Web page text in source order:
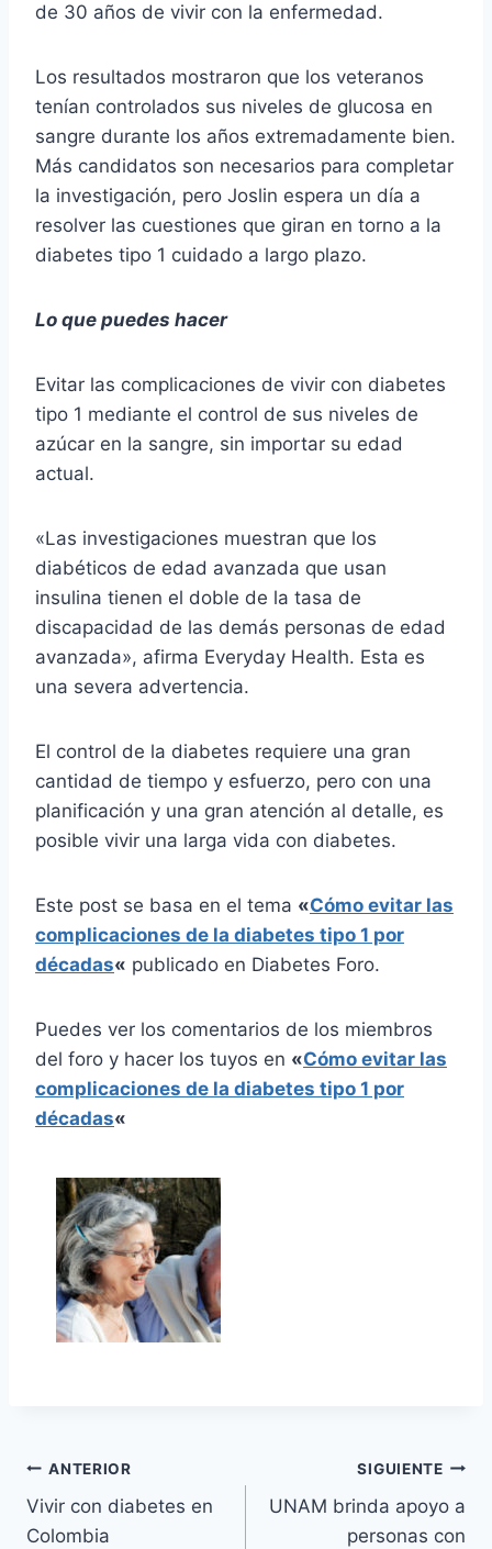
de 30 años de vivir con la enfermedad.
Los resultados mostraron que los veteranos
tenían controlados sus niveles de glucosa en
sangre durante los años extremadamente bien.
Más candidatos son necesarios para completar
la investigación, pero Joslin espera un día a
resolver las cuestiones que giran en torno a la
diabetes tipo 1 cuidado a largo plazo.
Lo que puedes hacer
Evitar las complicaciones de vivir con diabetes
tipo 1 mediante el control de sus niveles de
azúcar en la sangre, sin importar su edad
actual.
«Las investigaciones muestran que los
diabéticos de edad avanzada que usan
insulina tienen el doble de la tasa de
discapacidad de las demás personas de edad
avanzada», afirma Everyday Health. Esta es
una severa advertencia.
El control de la diabetes requiere una gran
cantidad de tiempo y esfuerzo, pero con una
planificación y una gran atención al detalle, es
posible vivir una larga vida con diabetes.
Este post se basa en el tema «Cómo evitar las
complicaciones de la diabetes tipo 1 por
décadas« publicado en Diabetes Foro.
Puedes ver los comentarios de los miembros
del foro y hacer los tuyos en «Cómo evitar las
complicaciones de la diabetes tipo 1 por
décadas«
Navegación
de
ANTERIOR
Vivir con diabetes en
Colombia
SIGUIENTE
UNAM brinda apoyo a
personas con